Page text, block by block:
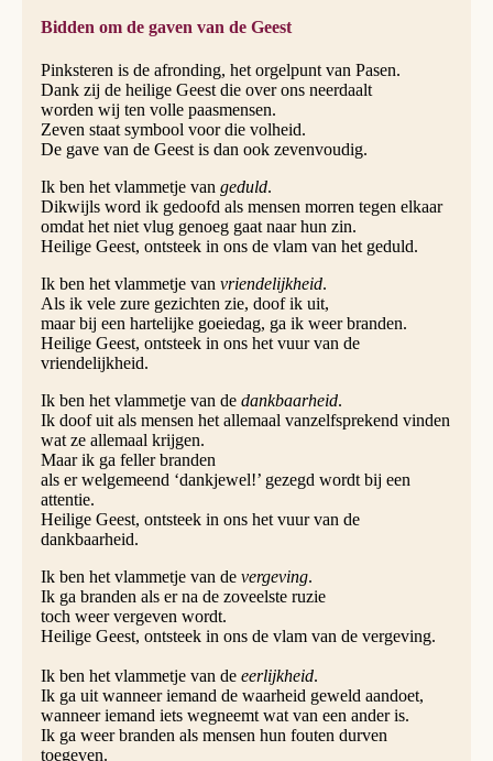
Bidden om de gaven van de Geest
Pinksteren is de afronding, het orgelpunt van Pasen.
Dank zij de heilige Geest die over ons neerdaalt
worden wij ten volle paasmensen.
Zeven staat symbool voor die volheid.
De gave van de Geest is dan ook zevenvoudig.
Ik ben het vlammetje van geduld.
Dikwijls word ik gedoofd als mensen morren tegen elkaar
omdat het niet vlug genoeg gaat naar hun zin.
Heilige Geest, ontsteek in ons de vlam van het geduld.
Ik ben het vlammetje van vriendelijkheid.
Als ik vele zure gezichten zie, doof ik uit,
maar bij een hartelijke goeiedag, ga ik weer branden.
Heilige Geest, ontsteek in ons het vuur van de
vriendelijkheid.
Ik ben het vlammetje van de dankbaarheid.
Ik doof uit als mensen het allemaal vanzelfsprekend vinden
wat ze allemaal krijgen.
Maar ik ga feller branden
als er welgemeend ‘dankjewel!’ gezegd wordt bij een
attentie.
Heilige Geest, ontsteek in ons het vuur van de
dankbaarheid.
Ik ben het vlammetje van de vergeving.
Ik ga branden als er na de zoveelste ruzie
toch weer vergeven wordt.
Heilige Geest, ontsteek in ons de vlam van de vergeving.
Ik ben het vlammetje van de eerlijkheid.
Ik ga uit wanneer iemand de waarheid geweld aandoet,
wanneer iemand iets wegneemt wat van een ander is.
Ik ga weer branden als mensen hun fouten durven
toegeven.